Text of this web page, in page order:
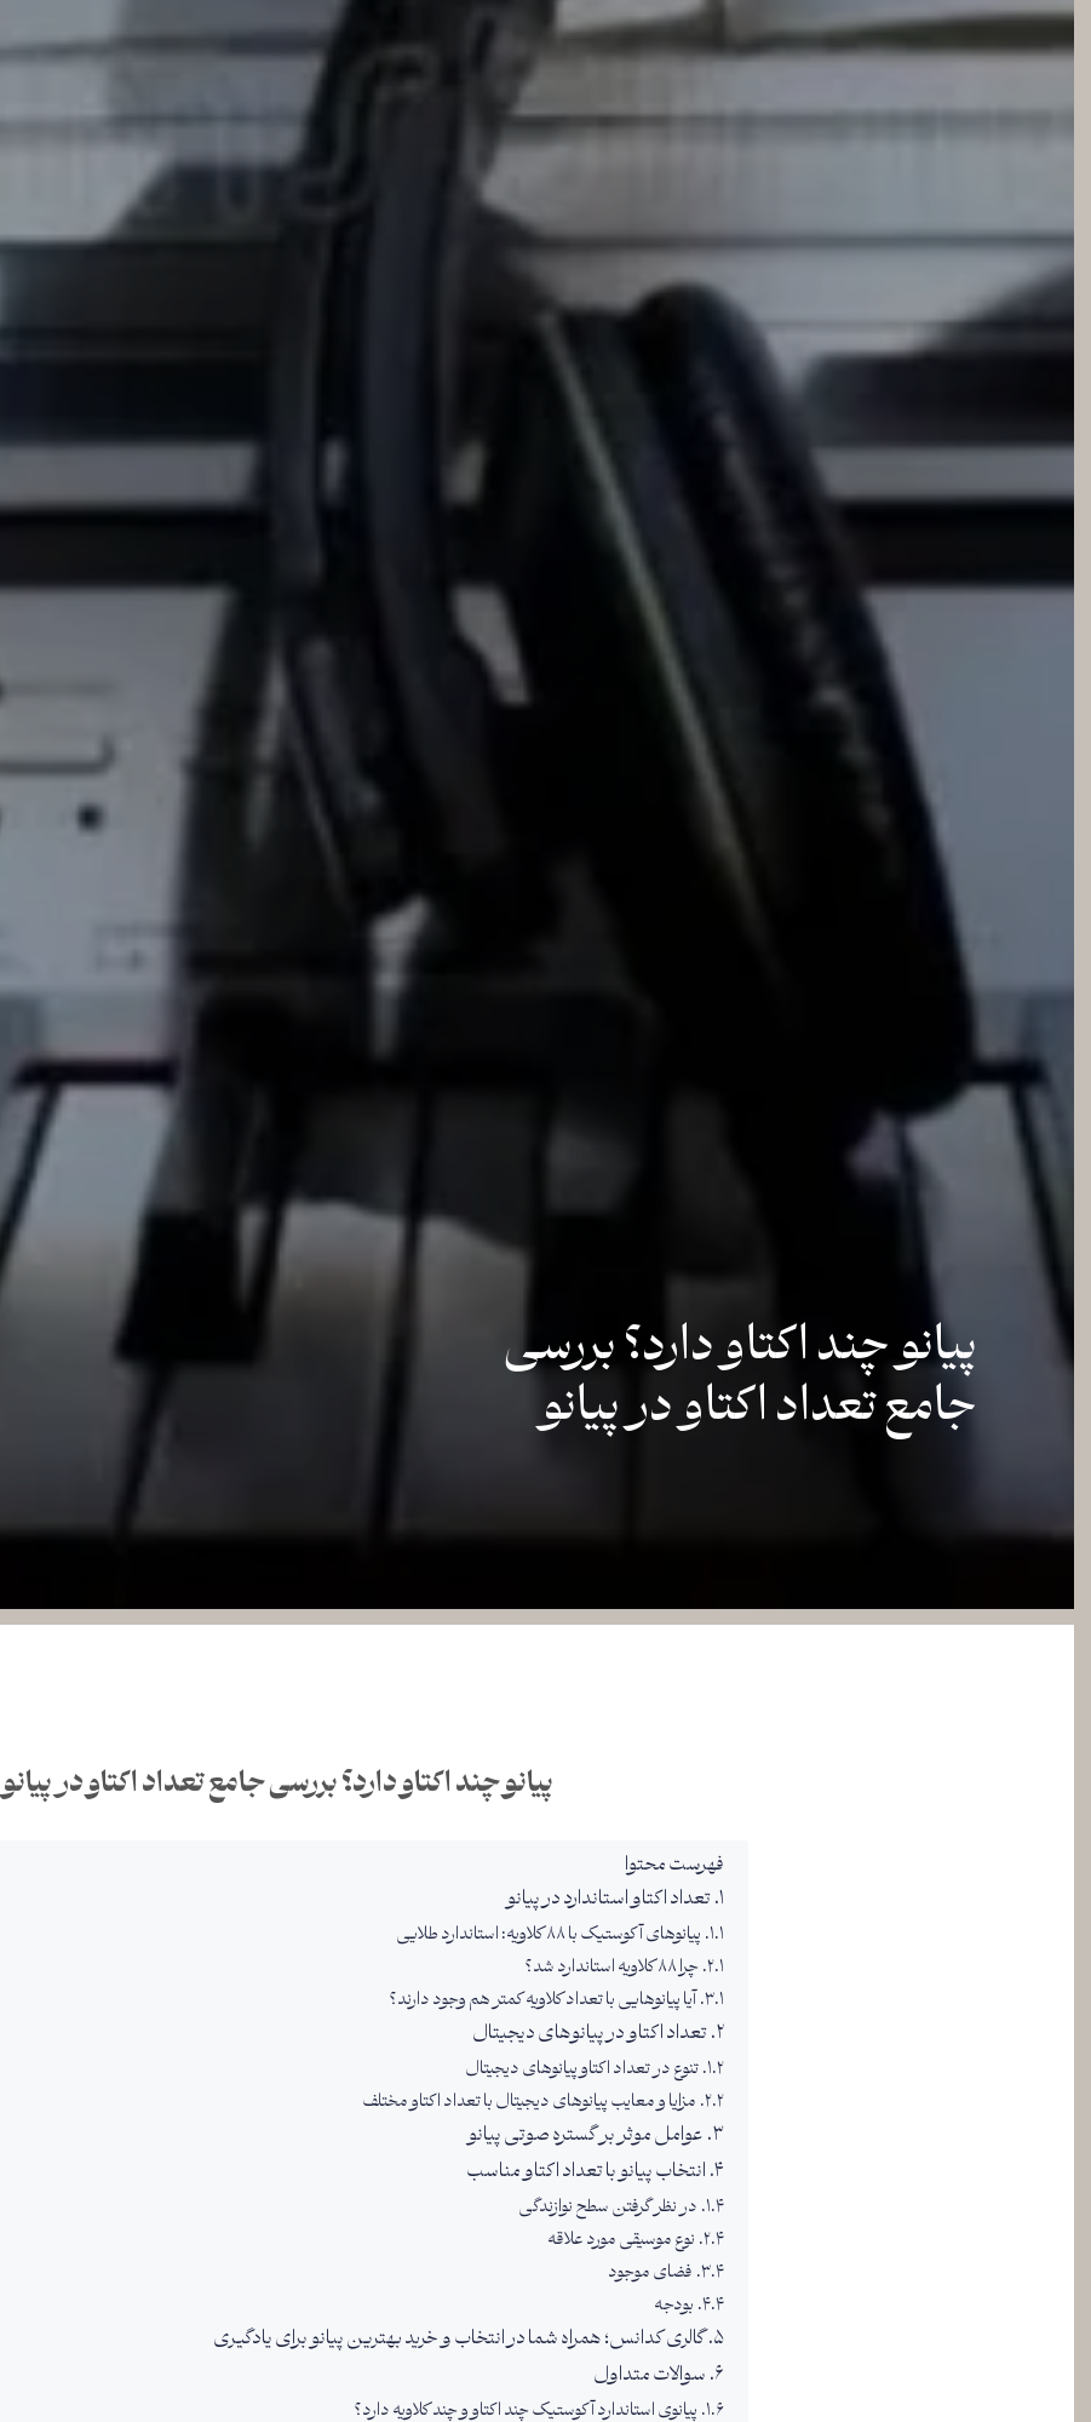
پیانو چند اکتاو دارد؟ بررسی
جامع تعداد اکتاو در پیانو
پیانو چند اکتاو دارد؟ بررسی جامع تعداد اکتاو در پیانو
فهرست محتوا
تعداد اکتاو استاندارد در پیانو
پیانوهای آکوستیک با 88 کلاویه: استاندارد طلایی
چرا 88 کلاویه استاندارد شد؟
آیا پیانوهایی با تعداد کلاویه کمتر هم وجود دارند؟
تعداد اکتاو در پیانوهای دیجیتال
تنوع در تعداد اکتاو پیانوهای دیجیتال
مزایا و معایب پیانوهای دیجیتال با تعداد اکتاو مختلف
عوامل موثر بر گستره صوتی پیانو
انتخاب پیانو با تعداد اکتاو مناسب
در نظر گرفتن سطح نوازندگی
نوع موسیقی مورد علاقه
فضای موجود
بودجه
گالری کدانس؛ همراه شما در انتخاب و خرید بهترین پیانو برای یادگیری
سوالات متداول
پیانوی استاندارد آکوستیک چند اکتاو و چند کلاویه دارد؟